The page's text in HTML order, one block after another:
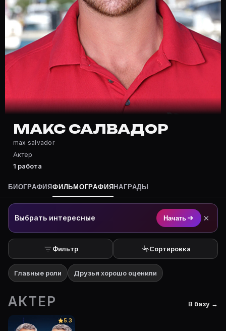
Частые вопросы о Макс Салвадор
Где снимался Макс Салвадор?
Фильмография Макс Салвадор — на Movie Planner:
Какие фильмы снимал(а) Макс Салвадор?
Полный список — на Movie Planner: https://movie-
Кто такой(ая) Макс Салвадор?
Макс Салвадор — Актер. Биография и роли на
Где открыть фильмографию Макс Салвадор?
На Movie Planner: https://movie-planner.ru/s/
МАКС САЛВАДОР
max salvador
Актер
1 работа
БИОГРАФИЯФИЛЬМОГРАФИЯ НАГРАДЫ
Выбрать интересные Начать ×
Фильтр Сортировка
Главные роли Друзья хорошо оценили
АКТЕР В базу →
5.3